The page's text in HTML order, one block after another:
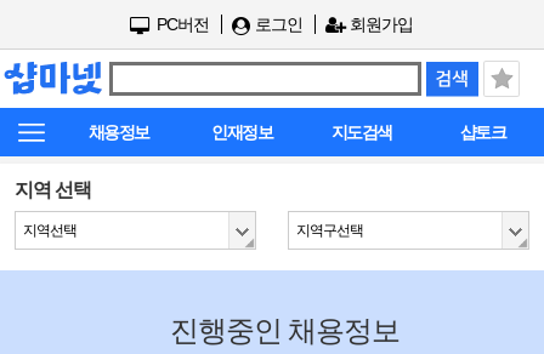
PC버전 로그인 회원가입
채용정보 인재정보 지도검색 샵토크
지역 선택
지역선택 지역구선택
진행중인 채용정보